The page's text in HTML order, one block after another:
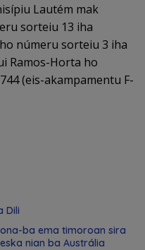
Lautém mak
sorteiu 13 iha
númeru sorteiu 3 iha
Ramos-Horta ho
(eis-akampamentu F-
Dili
ba ema timoroan sira
nian ba Austrália